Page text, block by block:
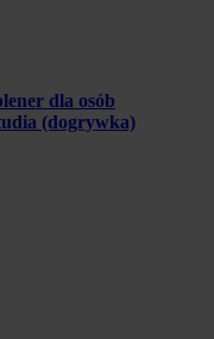
dla osób
(dogrywka)